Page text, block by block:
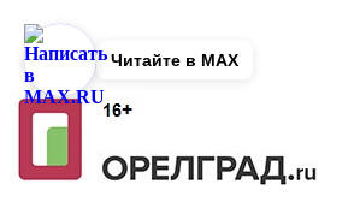
Читайте в MAX